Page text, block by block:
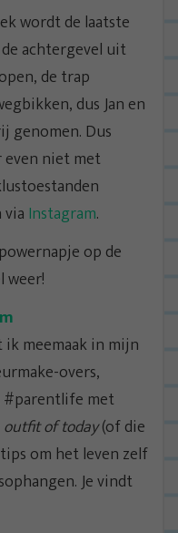
wordt de laatste
achtergevel uit
de trap
dus Jan en
genomen. Dus
even niet met
Instagram.
op de
weer!
ik meemaak in mijn
overs,
#parentlife met
outfit of today(of die
om het leven zelf
Je vindt